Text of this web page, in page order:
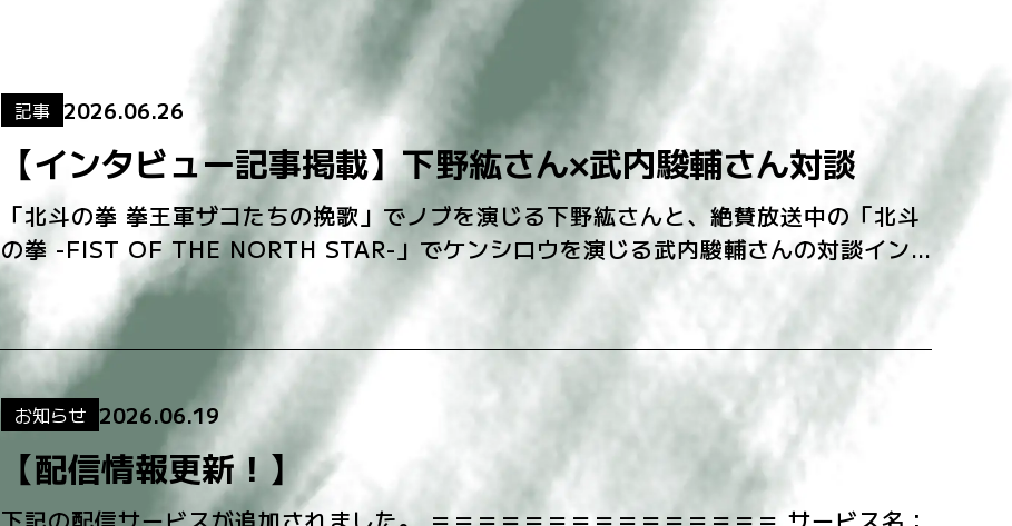
記事 2026.06.26
【インタビュー記事掲載】下野紘さん×武内駿輔さん対談
「北斗の拳 拳王軍ザコたちの挽歌」でノブを演じる下野紘さんと、絶賛放送中の「北斗
の拳 -FIST OF THE NORTH STAR-」でケンシロウを演じる武内駿輔さんの対談イン
タビューが、アニメイトタイムズに掲載されま […]
お知らせ 2026.06.19
【配信情報更新！】